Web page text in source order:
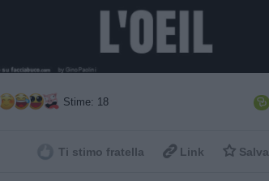
Stime: 18 
Ti stimo fratella  Link  Salva